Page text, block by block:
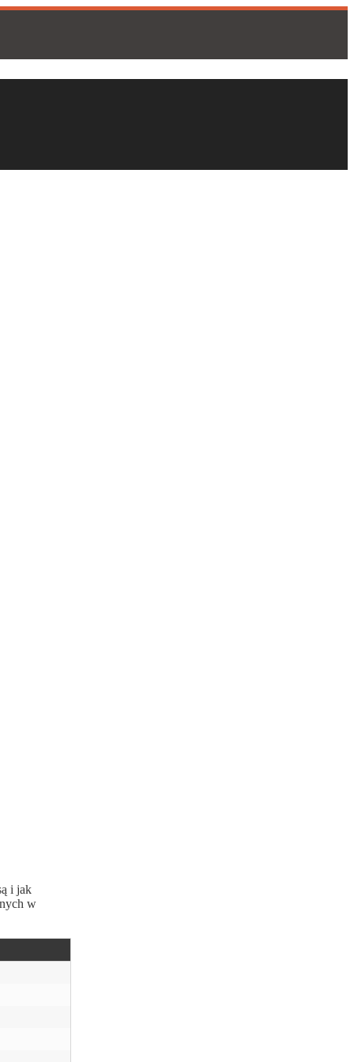
i jak
w